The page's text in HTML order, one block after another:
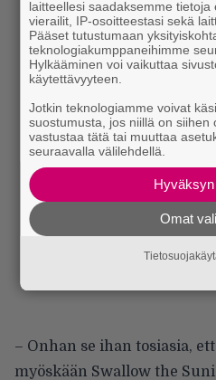
– Onhan se ihan tosiasia,
myöskään Swallow the
laitteellesi saadaksemme tietoja
vierailit, IP-osoitteestasi sekä
Pääset tutustumaan
teknologiakumppaneihimme
Hylkääminen voi vaikuttaa
käytettävyyteen.
Jotkin teknologiamme voivat
suostumusta, jos niillä on siihen
vastustaa tätä tai muuttaa
seuraavalla välilehdellä.
Omat